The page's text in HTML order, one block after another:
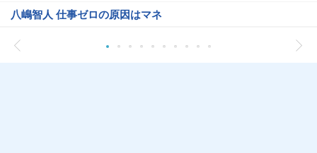
八嶋智人 仕事ゼロの原因はマネ